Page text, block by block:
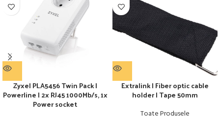
Zyxel PLA5456 Twin Pack |
Powerline | 2x RJ45 1000Mb/s, 1x
Power socket
Extralink | Fiber optic cable
holder | Tape 50mm
Toate Produsele